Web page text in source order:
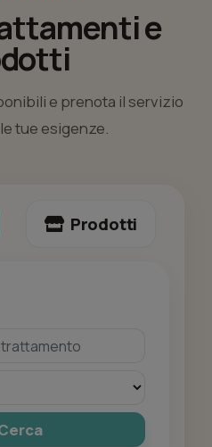
e
e prenota il servizio
tue esigenze.
Prodotti